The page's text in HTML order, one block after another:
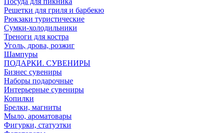
Решетки для гриля и барбекю
Рюкзаки туристические
Сумки-холодильники
Треноги для костра
Уголь, дрова, розжиг
Шампуры
ПОДАРКИ. СУВЕНИРЫ
Бизнес сувениры
Наборы подарочные
Интерьерные сувениры
Копилки
Брелки, магниты
Мыло, ароматовары
Фигурки, статуэтки